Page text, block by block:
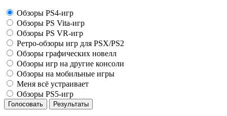
Обзоры PS4-игр
Обзоры PS Vita-игр
Обзоры PS VR-игр
Ретро-обзоры игр для PSX/PS2
Обзоры графических новелл
Обзоры игр на другие консоли
Обзоры на мобильные игры
Меня всё устраивает
Обзоры PS5-игр
Голосовать Результаты